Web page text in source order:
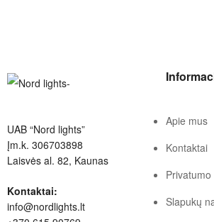
UAB “Nord lights”
Įm.k. 306703898
Laisvės al. 82, Kaunas
Kontaktai:
info@nordlights.lt
Apie mus
Kontaktai
Slapukų